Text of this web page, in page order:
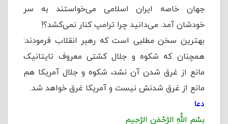
جهان خاصه ایران اسلامی می‌خواستند به سر
خودشان آمد. می‌دانید چرا ترامپ کنار نمی‌کشد؟!
بهترین سخن مطلبی است که رهبر انقلاب فرمودند:
همچنان که شکوه و جلال کشتی معروف تایتانیک
مانع از غرق شدن آن نشد، شکوه و جلال آمریکا هم
مانع از غرق شدنش نیست و آمریکا غرق خواهد شد.
دعا
بِسْمِ اللَّهِ الرَّحْمَنِ الرَّحِیمِ